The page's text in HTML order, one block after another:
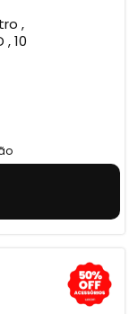
,
10